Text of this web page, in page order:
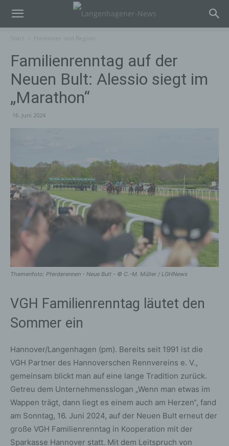
Familienrenntag auf der
Neuen Bult: Alessio siegt im
„Marathon“
16. Juni 2024
Themenfoto: Pferderennen - Neue Bult - © C.-M. Müller / LGHNews
VGH Familienrenntag läutet den
Sommer ein
Hannover/Langenhagen (pm). Bereits seit 1991 ist die
VGH Partner des Hannoverschen Rennvereins e. V.,
gemeinsam blickt man auf eine lange Tradition zurück.
Getreu dem Unternehmensslogan „Wenn man etwas im
Wappen trägt, dann liegt es einem auch am Herzen“, fand
am Sonntag, 16. Juni 2024, auf der Neuen Bult erneut der
große VGH Familienrenntag in Kooperation mit der
Sparkasse Hannover statt. Mit dem Leitspruch von